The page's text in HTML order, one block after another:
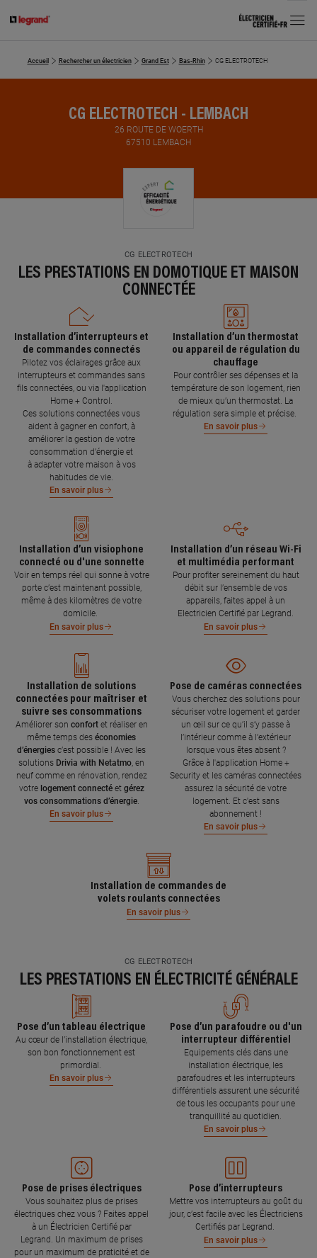
MENU
Accueil Rechercher un électricien Grand Est Bas-Rhin CG ELECTROTECH
CG ELECTROTECH - LEMBACH
26 ROUTE DE WOERTH
67510 LEMBACH
CG ELECTROTECH
LES PRESTATIONS EN DOMOTIQUE ET MAISON
CONNECTÉE
Installation d’interrupteurs et
de commandes connectés
Pilotez vos éclairages grâce aux
interrupteurs et commandes sans
fils connectées, ou via l'application
Home + Control.
Ces solutions connectées vous
aident à gagner en confort, à
améliorer la gestion de votre
consommation d’énergie et
à adapter votre maison à vos
habitudes de vie.
En savoir plus
Installation d’un thermostat
ou appareil de régulation du
chauffage
Pour contrôler ses dépenses et la
température de son logement, rien
de mieux qu’un thermostat. La
régulation sera simple et précise.
En savoir plus
Installation d’un visiophone
connecté ou d'une sonnette
Voir en temps réel qui sonne à votre
porte c’est maintenant possible,
même à des kilomètres de votre
domicile.
En savoir plus
Installation d’un réseau Wi-Fi
et multimédia performant
Pour profiter sereinement du haut
débit sur l’ensemble de vos
appareils, faites appel à un
Electricien Certifié par Legrand.
En savoir plus
Installation de solutions
connectées pour maîtriser et
suivre ses consommations
Améliorer son confort et réaliser en
même temps des économies
d’énergies c’est possible ! Avec les
solutions Drivia with Netatmo , en
neuf comme en rénovation, rendez
votre logement connecté et gérez
vos consommations d’énergie.
En savoir plus
Pose de caméras connectées
Vous cherchez des solutions pour
sécuriser votre logement et garder
un œil sur ce qu’il s’y passe à
l’intérieur comme à l’extérieur
lorsque vous êtes absent ?
Grâce à l'application Home +
Security et les caméras connectées
assurez la sécurité de votre
logement. Et c'est sans
abonnement !
En savoir plus
Installation de commandes de
volets roulants connectées
En savoir plus
CG ELECTROTECH
LES PRESTATIONS EN ÉLECTRICITÉ GÉNÉRALE
Pose d’un tableau électrique
Au cœur de l’installation électrique,
son bon fonctionnement est
primordial.
En savoir plus
Pose d’un parafoudre ou d'un
interrupteur différentiel
Equipements clés dans une
installation électrique, les
parafoudres et les interrupteurs
différentiels assurent une sécurité
de tous les occupants pour une
tranquillité au quotidien.
En savoir plus
Pose de prises électriques
Vous souhaitez plus de prises
électriques chez vous ? Faites appel
à un Électricien Certifié par
Legrand. Un maximum de prises
pour un maximum de praticité et de
Pose d’interrupteurs
Mettre vos interrupteurs au goût du
jour, c’est facile avec les Électriciens
Certifiés par Legrand.
En savoir plus